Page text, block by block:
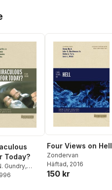
Today?
Gundry,
Four Views on Hell
Zondervan
Häftad, 2016
150 kr